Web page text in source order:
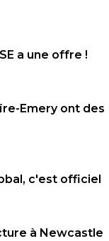
a une offre !
Emery ont des
c'est officiel
à Newcastle